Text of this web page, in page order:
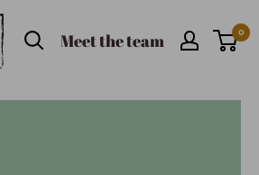
Meet the team 0